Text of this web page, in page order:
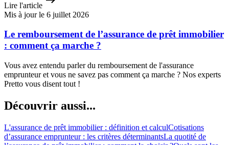
Lire l'article
Mis à jour le 6 juillet 2026
Le remboursement de l’assurance de prêt immobilier
: comment ça marche ?
Vous avez entendu parler du remboursement de l'assurance
emprunteur et vous ne savez pas comment ça marche ? Nos experts
Pretto vous disent tout !
Découvrir aussi...
L'assurance de prêt immobilier : définition et calculCotisations
d’assurance emprunteur : les critères déterminantsLa quotité de